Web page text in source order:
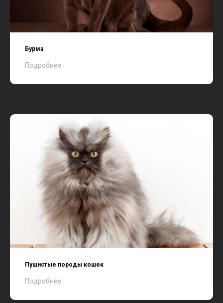
Бурма
Подробнее
Пушистые породы кошек
Подробнее